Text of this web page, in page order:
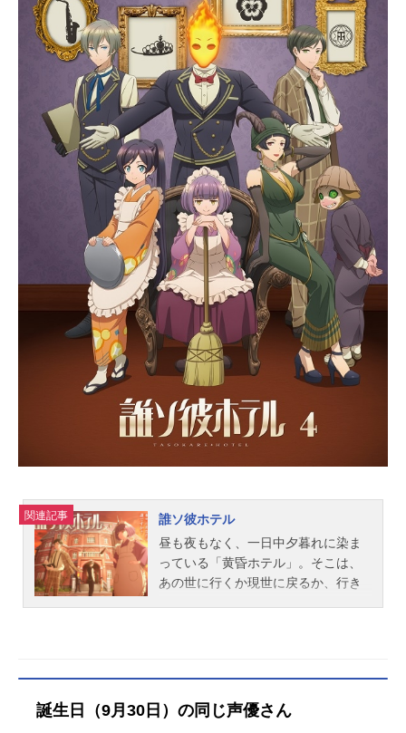
の傷を抱えた30人を乗せ、バスは山
奥深くへと導かれてゆく…そして30
人が行き着いたのは、朽ちつつも微
かに生活の匂いが残る無人の集落だ
った…30人につきつけられる『納鳴
村』の真実とは？1話たりとも見逃せ
ない！ 謎が謎を呼ぶスリリングな
展開閉鎖された村での人間模様と主
人公の心の葛藤を描く、前代未聞の
群像アニメが幕を開ける！作品名迷
家-マヨイガ-放送形態TVアニメスケ
ジュール2016年4月1日（金）～2016
年6月17日（金）MBS・TBSほか話数
全12話キャスト光宗：酒井広大真
咲：相坂優歌颯人：八代拓こはる
ん：佐倉薫ヴァルカナ：鈴木達央リ
オン：五十嵐裕美マイマイ：清水彩
香らぶぽん：加隈亜衣ジャック：三
好晃祐美影ユラ：長谷川芳明ナン
コ：多田このみダーハラ：高橋伸也
山内：鳴海和希地獄の業火：堀江瞬
ニャンタ：...
関連記事
誰ソ彼ホテル
昼も夜もなく、一日中夕暮れに染ま
っている「黄昏ホテル」。そこは、
あの世に行くか現世に戻るか、行き
か、記憶を想い出せないまま「黄昏
ホテル」に彷徨いつく。従業員の先
導で、宿泊部屋に案内されること
誕生日（9月30日）の同じ声優さん